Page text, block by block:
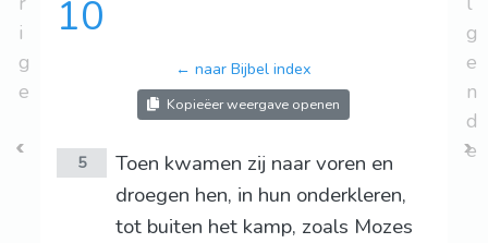
i
g
e
10
← naar Bijbel index
Kopieëer weergave openen
5
Toen kwamen zij naar voren en
droegen hen, in hun onderkleren,
tot buiten het kamp, zoals Mozes
g
e
n
d
e